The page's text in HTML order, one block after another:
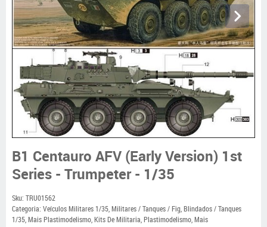
B1 Centauro AFV (Early Version) 1st
Series - Trumpeter - 1/35
Sku: TRU01562
Categoria: Veículos Militares 1/35,Militares / Tanques / Fig,Blindados / Tanques
1/35,Mais Plastimodelismo,Kits De Militaria,Plastimodelismo,Mais